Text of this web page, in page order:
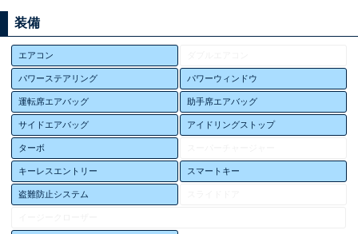
装備
エアコン
パワーステアリング パワーウィンドウ
運転席エアバッグ 助手席エアバッグ
サイドエアバッグ アイドリングストップ
ターボ
キーレスエントリー スマートキー
盗難防止システム